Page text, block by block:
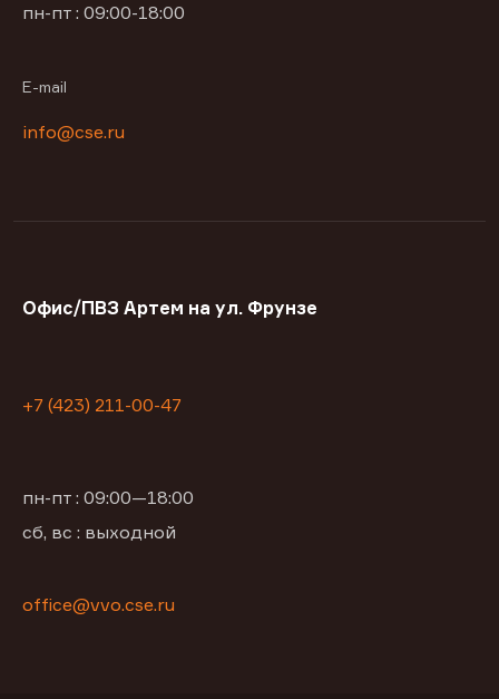
пн-пт : 09:00-18:00
E-mail
info@cse.ru
Офис/ПВЗ Артем на ул. Фрунзе
+7 (423) 211-00-47
пн-пт : 09:00—18:00
сб, вс : выходной
office@vvo.cse.ru